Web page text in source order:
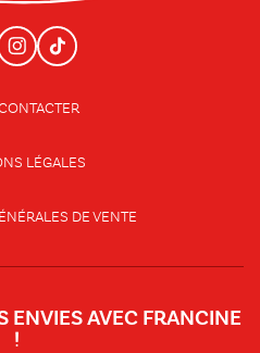
LÉGALES
DE VENTE
ENVIES AVEC FRANCINE
!